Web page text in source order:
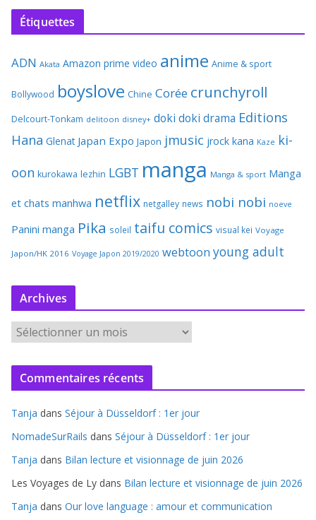
Étiquettes
ADN Akata Amazon prime video anime Anime & sport
Bollywood boyslove Chine Corée crunchyroll
Delcourt-Tonkam delitoon disney+ doki doki drama Editions
Hana Glenat Japan Expo Japon jmusic jrock kana Kaze ki-
oon kurokawa lezhin LGBT manga Manga & sport Manga
et chats manhwa netflix netgalley news nobi nobi noeve
Panini manga Pika soleil taifu comics visual kei Voyage
Japon/HK 2016 Voyage Japon 2019/2020 webtoon young adult
Archives
c
v
e
s
Commentaires récents
Tanja dans Séjour à Düsseldorf : 1er jour
NomadeSurRails dans Séjour à Düsseldorf : 1er jour
Tanja dans Bilan lecture et visionnage de juin 2026
Les Voyages de Ly dans Bilan lecture et visionnage de juin 2026
Tanja dans Our love language : amour et communication